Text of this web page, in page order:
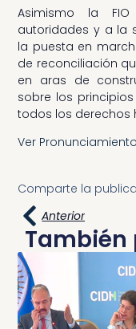
Asimismo la
autoridades y a la
la puesta en
de reconciliación
en aras de
sobre los
todos los derechos
Ver
Comparte la
Anterior
También